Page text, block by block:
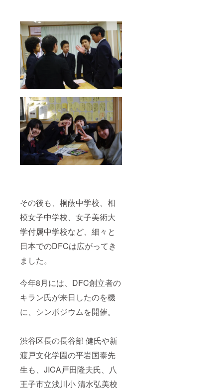
その後も、桐蔭中学校、相
模女子中学校、女子美術大
学付属中学校など、細々と
日本でのDFCは広がってき
ました。
今年8月には、DFC創立者の
キラン氏が来日したのを機
に、シンポジウムを開催。
渋谷区長の長谷部 健氏や新
渡戸文化学園の平岩国泰先
生も、JICA戸田隆夫氏、八
王子市立浅川小 清水弘美校